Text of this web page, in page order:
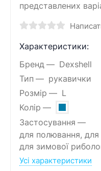
представлених
Характеристики:
Бренд
Dexshell
Тип
рукавички
Розмір
L
Колір
Застосування
для полювання, для
для зимової
Усі характеристики